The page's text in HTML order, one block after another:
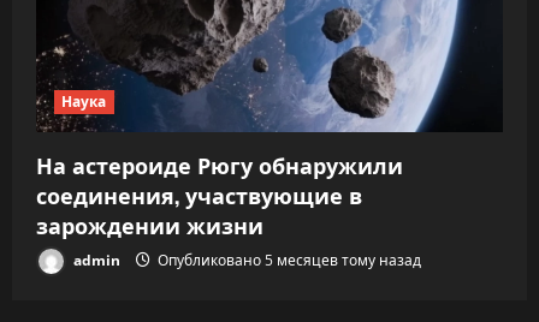
Наука
На астероиде Рюгу обнаружили
соединения, участвующие в
зарождении жизни
admin Опубликовано 5 месяцев тому назад